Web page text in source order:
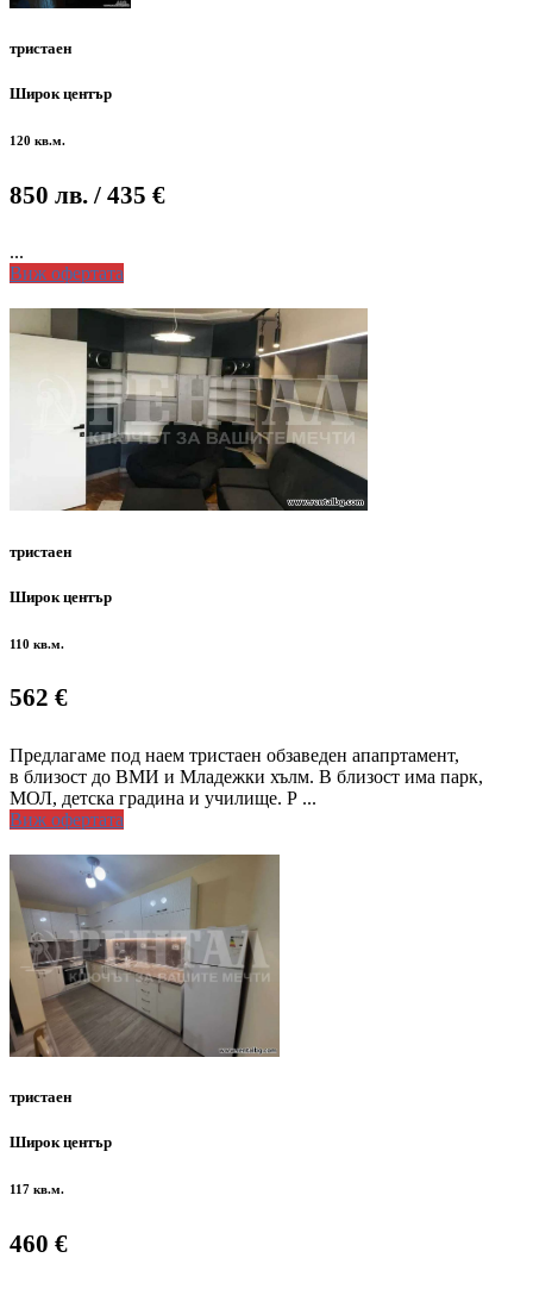
тристаен
Широк център
120 кв.м.
850 лв. / 435 €
...
Виж офертата
тристаен
Широк център
110 кв.м.
562 €
Предлагаме под наем тристаен обзаведен апапртамент,
в близост до ВМИ и Младежки хълм. В близост има парк,
МОЛ, детска градина и училище. Р ...
Виж офертата
тристаен
Широк център
117 кв.м.
460 €